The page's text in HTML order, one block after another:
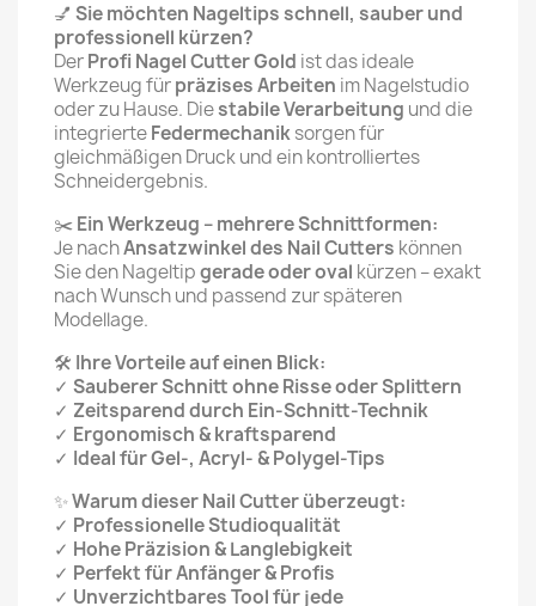
💅 Sie möchten Nageltips schnell, sauber und
professionell kürzen?
DerProfi Nagel Cutter Gold ist das ideale
Werkzeug fürpräzises Arbeiten im Nagelstudio
oder zu Hause. Diestabile Verarbeitung und die
integrierteFedermechaniksorgen für
gleichmäßigen Druck und ein kontrolliertes
Schneidergebnis.
✂️Ein Werkzeug – mehrere Schnittformen:
Je nachAnsatzwinkel des Nail Cutters können
Sie den Nageltipgerade oder oval kürzen – exakt
nach Wunsch und passend zur späteren
Modellage.
🛠️ Ihre Vorteile auf einen Blick:
✓ Sauberer Schnitt ohne Risse oder Splittern
✓ Zeitsparend durch Ein-Schnitt-Technik
✓ Ergonomisch & kraftsparend
✓ Ideal für Gel-, Acryl- & Polygel-Tips
✨Warum dieser Nail Cutter überzeugt:
✓ Professionelle Studioqualität
✓ Hohe Präzision & Langlebigkeit
✓ Perfekt für Anfänger & Profis
✓ Unverzichtbares Tool für jede